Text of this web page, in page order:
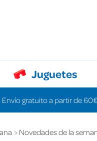
Juguetes
Envío gratuito a partir de
Novedades de la